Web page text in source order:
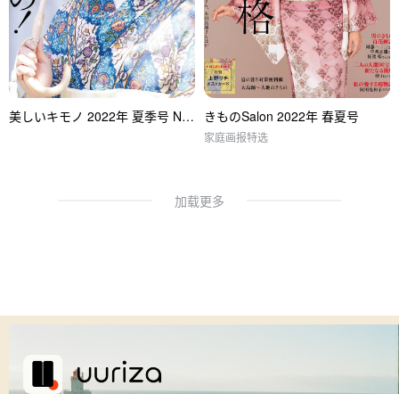
美しいキモノ 2022年 夏季号 No.280 きものSalon 2022年 春夏号
家庭画报特选
加载更多